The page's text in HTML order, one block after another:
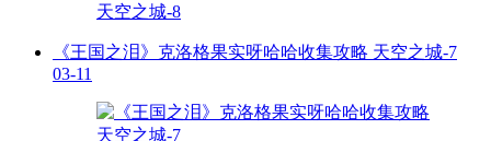
《王国之泪》克洛格果实呀哈哈收集攻略 天空之城-7
03-11